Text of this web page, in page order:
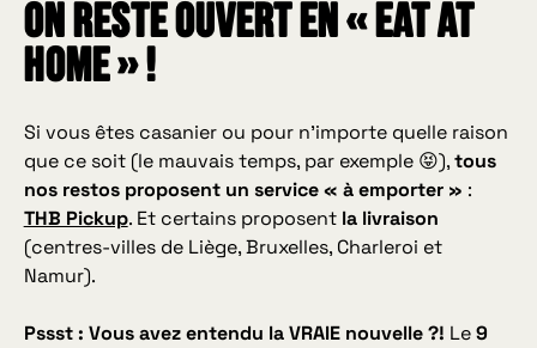
On reste ouvert en « Eat at
Home » !
Si vous êtes casanier ou pour n’importe quelle raison
que ce soit (le mauvais temps, par exemple 😝),tous
nos restos proposent un service « à emporter » :
THB Pickup. Et certains proposent la livraison
(centres-villes de Liège, Bruxelles, Charleroi et
Namur).
Pssst : Vous avez entendu la VRAIE nouvelle ?! Le9